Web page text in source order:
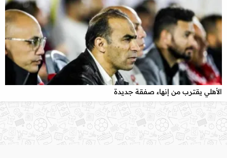
الأهلي يقترب من إنهاء صفقة جديدة